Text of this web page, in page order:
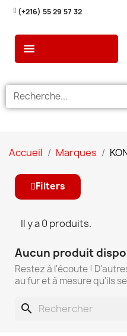
(+216) 55 29 57 32
Accueil Marques
Filters
Il y a 0 produits.
Aucun produit
Restez à l'écoute !
au fur et à mesure qu'ils
search